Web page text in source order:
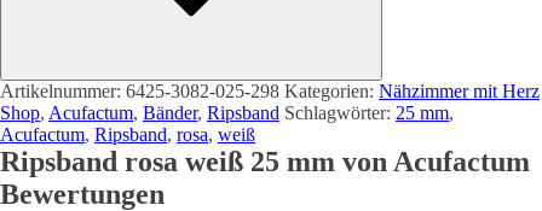
Artikelnummer: 6425-3082-025-298 Kategorien: Nähzimmer mit Herz
Shop, Acufactum, Bänder, Ripsband Schlagwörter: 25 mm,
Acufactum, Ripsband, rosa, weiß
Ripsband rosa weiß 25 mm von Acufactum
Bewertungen